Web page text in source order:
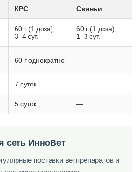
КРС Свиньи
60 г (1 доза),
3–4 сут.
60 г (1 доза),
1–3 сут.
60 г однократно
7 суток
5 суток —
сеть ИнноВет
поставки ветпрепаратов и